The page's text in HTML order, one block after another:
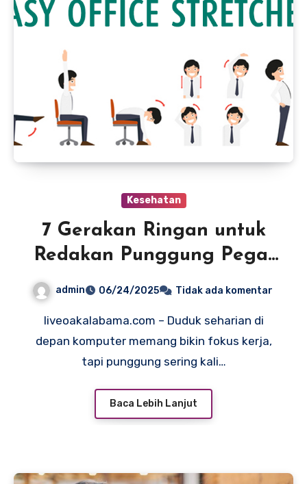
Kesehatan
7 Gerakan Ringan untuk
Redakan Punggung Pegal
admin 06/24/2025 Tidak ada komentar
liveoakalabama.com – Duduk seharian di
depan komputer memang bikin fokus kerja,
tapi punggung sering kali…
Baca Lebih Lanjut